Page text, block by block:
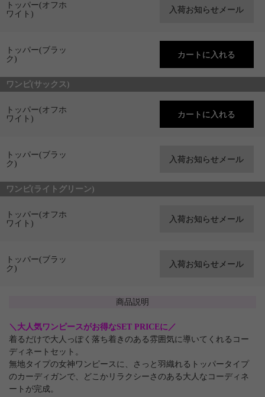
トッパー(オフホ
ワイト)
トッパー(ブラッ
ク)
ワンピ(サックス)
トッパー(オフホ
ワイト)
トッパー(ブラッ
ク)
ワンピ(ライトグリーン)
トッパー(オフホ
ワイト)
トッパー(ブラッ
ク)
商品説明
＼大人気ワンピースがお得なSET PRICEに／
着るだけで大人っぽく落ち着きのある雰囲気に導いてくれるコー
ディネートセット。
無地タイプの女神ワンピースに、さっと羽織れるトッパータイプ
のカーディガンで、どこかリラクシーさのある大人なコーディネ
ートが完成。